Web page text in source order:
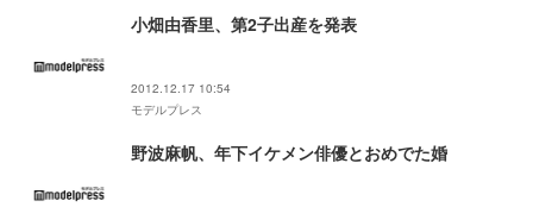
小畑由香里、第2子出産を発表
2012.12.17 10:54
モデルプレス
野波麻帆、年下イケメン俳優とおめでた婚